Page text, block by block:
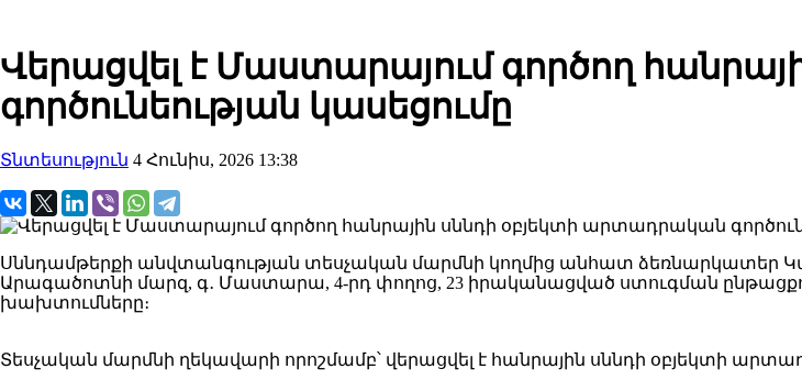
Վերացվել է Մաստարայում գործող
գործունեության կասեցումը
Տնտեսություն 4 Հունիս, 2026 13:38
Սննդամթերքի անվտանգության տեսչական մարմնի կողմից անհատ ձեռնարկատեր
Արագածոտնի մարզ, գ․ Մաստարա, 4-րդ փողոց, 23 իրականացված ստուգման
խախտումները։
Տեսչական մարմնի ղեկավարի որոշմամբ՝ վերացվել է հանրային սննդի օբյեկտի